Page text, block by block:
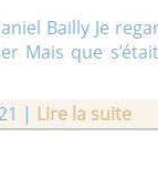
Bailly Je
Mais que
| Lire la suite